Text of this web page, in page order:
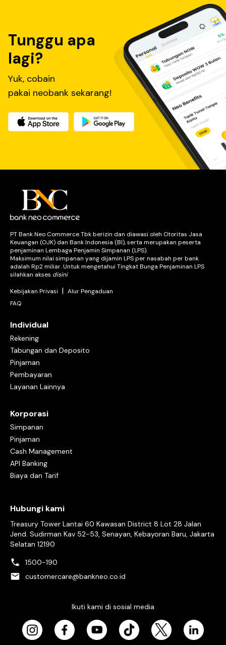
Tunggu apa
lagi?
Yuk, cobain
pakai neobank sekarang!
PT Bank Neo Commerce Tbk berizin dan diawasi oleh Otoritas Jasa
Keuangan (OJK) dan Bank Indonesia (BI), serta merupakan peserta
penjaminan Lembaga Penjamin Simpanan (LPS).
Maksimum nilai simpanan yang dijamin LPS per nasabah per bank
adalah Rp2 miliar. Untuk mengetahui Tingkat Bunga Penjaminan LPS
silahkan akses disini
Kebijakan Privasi | Alur Pengaduan
FAQ
Individual
Rekening
Tabungan dan Deposito
Pinjaman
Pembayaran
Layanan Lainnya
Korporasi
Simpanan
Pinjaman
Cash Management
API Banking
Biaya dan Tarif
Hubungi kami
Treasury Tower Lantai 60 Kawasan District 8 Lot 28 Jalan
Jend. Sudirman Kav 52-53, Senayan, Kebayoran Baru, Jakarta
Selatan 12190
1500-190
customercare@bankneo.co.id
Ikuti kami di sosial media